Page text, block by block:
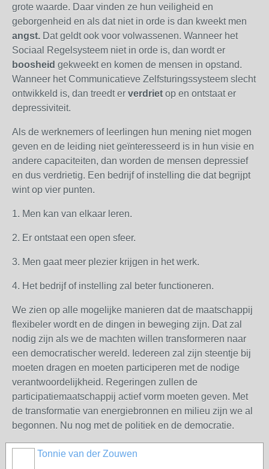
grote waarde. Daar vinden ze hun veiligheid en
geborgenheid en als dat niet in orde is dan kweekt men
angst. Dat geldt ook voor volwassenen. Wanneer het
Sociaal Regelsysteem niet in orde is, dan wordt er
boosheid gekweekt en komen de mensen in opstand.
Wanneer het Communicatieve Zelfsturingssysteem slecht
ontwikkeld is, dan treedt er verdriet op en ontstaat er
depressiviteit.
Als de werknemers of leerlingen hun mening niet mogen
geven en de leiding niet geïnteresseerd is in hun visie en
andere capaciteiten, dan worden de mensen depressief
en dus verdrietig. Een bedrijf of instelling die dat begrijpt
wint op vier punten.
1. Men kan van elkaar leren.
2. Er ontstaat een open sfeer.
3. Men gaat meer plezier krijgen in het werk.
4. Het bedrijf of instelling zal beter functioneren.
We zien op alle mogelijke manieren dat de maatschappij
flexibeler wordt en de dingen in beweging zijn. Dat zal
nodig zijn als we de machten willen transformeren naar
een democratischer wereld. Iedereen zal zijn steentje bij
moeten dragen en moeten participeren met de nodige
verantwoordelijkheid. Regeringen zullen de
participatiemaatschappij actief vorm moeten geven. Met
de transformatie van energiebronnen en milieu zijn we al
begonnen. Nu nog met de politiek en de democratie.
Tonnie van der Zouwen